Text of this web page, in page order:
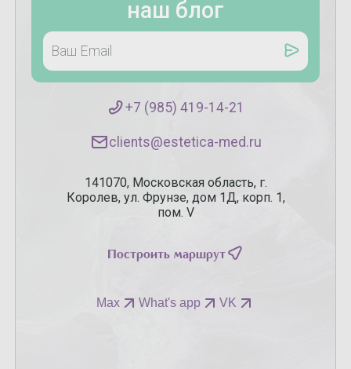
наш блог
+7 (985) 419-14-21
141070, Московская область, г.
Королев, ул. Фрунзе, дом 1Д, корп. 1,
пом. V
Построить маршрут
clients@estetica-med.ru
Max What's app VK